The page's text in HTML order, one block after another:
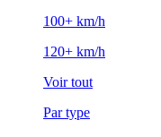
100+ km/h
120+ km/h
Voir tout
Par type